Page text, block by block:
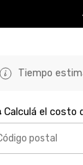
Tiempo
Calculá el costo